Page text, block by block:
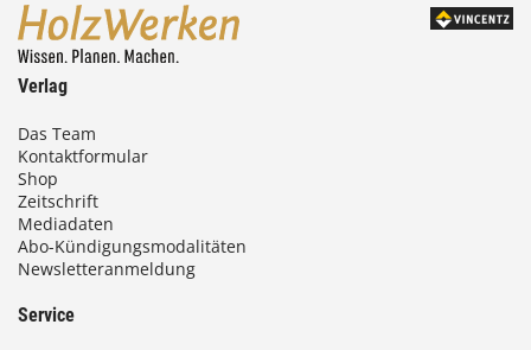
Verlag
Das Team
Kontaktformular
Shop
Zeitschrift
Mediadaten
Abo-Kündigungsmodalitäten
Newsletteranmeldung
Service